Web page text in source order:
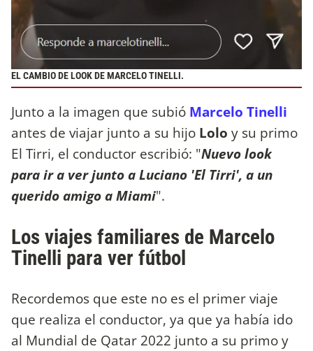
EL CAMBIO DE LOOK DE MARCELO TINELLI.
Junto a la imagen que subió Marcelo Tinelli
antes de viajar junto a su hijo Lolo y su primo
El Tirri, el conductor escribió: "Nuevo look
para ir a ver junto a Luciano 'El Tirri', a un
querido amigo a Miami".
Los viajes familiares de Marcelo
Tinelli para ver fútbol
Recordemos que este no es el primer viaje
que realiza el conductor, ya que ya había ido
al Mundial de Qatar 2022 junto a su primo y